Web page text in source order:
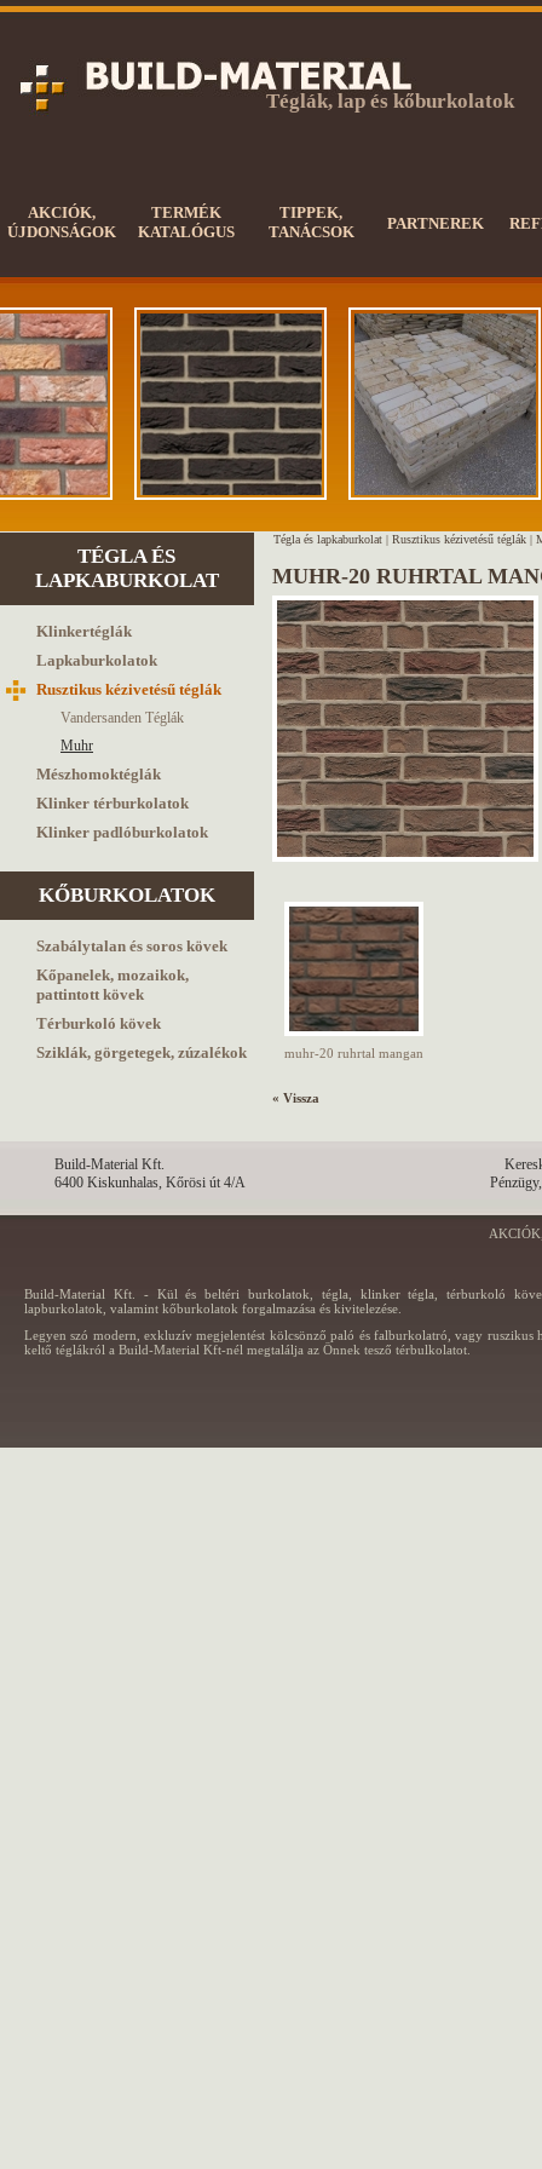
Téglák, lap és kőburkolatok
AKCIÓK,
ÚJDONSÁGOK
TERMÉK
KATALÓGUS
TIPPEK,
TANÁCSOK
PARTNEREK
TÉGLA ÉS
LAPKABURKOLAT
Klinkertéglák
Lapkaburkolatok
Rusztikus kézivetésű téglák
Vandersanden Téglák
Muhr
Mészhomoktéglák
Klinker térburkolatok
Klinker padlóburkolatok
KŐBURKOLATOK
Szabálytalan és soros kövek
Kőpanelek, mozaikok,
pattintott kövek
Térburkoló kövek
Sziklák, görgetegek, zúzalékok
Tégla és lapkaburkolat | Rusztikus kézivetésű téglák |
MUHR-20 RUHRTAL
muhr-20 ruhrtal mangan
« Vissza
Build-Material Kft.
6400 Kiskunhalas, Kőrösi út 4/A
Build-Material Kft. - Kül és beltéri burkolatok, tégla, klinker tégla, térburkoló
lapburkolatok, valamint kőburkolatok forgalmazása és kivitelezése.
Legyen szó modern, exkluzív megjelentést kölcsönző paló és falburkolatró, vagy ruszikus
keltő téglákról a Build-Material Kft-nél megtalálja az Önnek tesző térbulkolatot.